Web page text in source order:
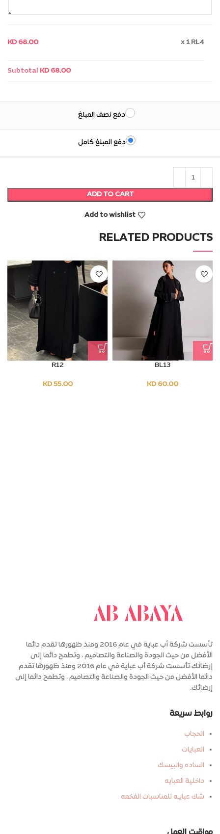
x 1RL4
KD 68.00
Subtotal KD 68.00
دفع نصف المبلغ
دفع المبلغ كامل
ADD TO CART
Add to wishlist
RELATED PRODUCTS
BL13
KD60.00
R12
KD55.00
تأسست شركة أب عباية في عام 2016 ومنذ ظهورها تقدم دائما
الأفضل من حيث الجودة والصناعة والتصاميم ، وتطمح دائما إلى
إرضائك.تأسست شركة أب عباية في عام 2016 ومنذ ظهورها تقدم
دائما الأفضل من حيث الجودة والصناعة والتصاميم ، وتطمح دائما إلى
إرضائك.
روابط سريعة
الحجاب
العبايات
الساده والبيسك
داخلية العبايه
شك عبايـه للمناسبات الفخمه